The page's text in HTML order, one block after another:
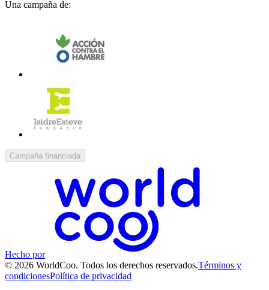
Una campaña de:
Campaña financiada
Hecho por
© 2026 WorldCoo. Todos los derechos reservados.Términos y
condicionesPolítica de privacidad